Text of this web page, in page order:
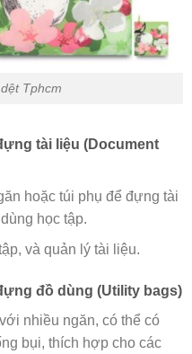
Tphcm
tài liệu (Document
hoặc túi phụ để đựng tài
học tập.
và quản lý tài liệu.
đồ dùng (Utility bags)
nhiều ngăn, có thể có
bụi, thích hợp cho các